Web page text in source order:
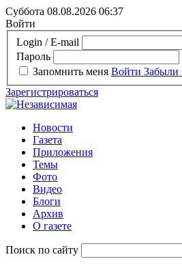
Суббота 08.08.2026 06:37
Войти
Login / E-mail
Пароль
Запомнить меня Войти Забыли
Зарегистрироваться
Новости
Газета
Приложения
Темы
Фото
Видео
Блоги
Архив
О газете
Поиск по сайту